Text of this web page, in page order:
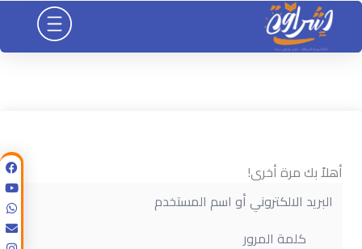
تخطي
المحتوى
أهلاً بك مرة أخرى!